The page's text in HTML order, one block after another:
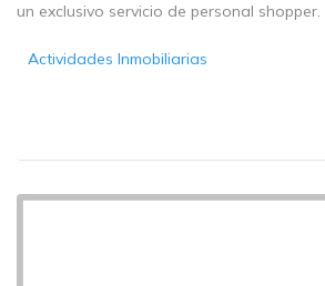
un exclusivo servicio de personal shopper.
Actividades Inmobiliarias